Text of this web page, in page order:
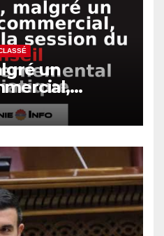
un
du